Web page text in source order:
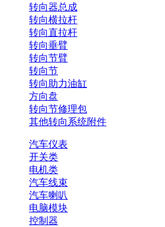
转向器总成
转向横拉杆
转向直拉杆
转向垂臂
转向节臂
转向节
转向助力油缸
方向盘
转向节修理包
其他转向系统附件
汽车仪表
开关类
电机类
汽车线束
汽车喇叭
电脑模块
控制器